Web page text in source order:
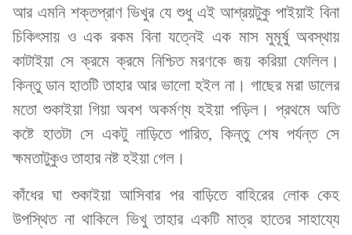
আর এমনি শক্তপ্রাণ ভিখুর যে শুধু এই আশ্রয়টুকু পাইয়াই বিনা
চিকিৎসায় ও এক রকম বিনা যত্নেই এক মাস মুমূর্ষু অবস্থায়
কাটাইয়া সে ক্রমে ক্রমে নিশ্চিত মরণকে জয় করিয়া ফেলিল।
কিন্তু ডান হাতটি তাহার আর ভালো হইল না। গাছের মরা ডালের
মতো শুকাইয়া গিয়া অবশ অকর্মণ্য হইয়া পড়িল। প্রথমে অতি
কষ্টে হাতটা সে একটু নাড়িতে পারিত, কিন্তু শেষ পর্যন্ত সে
ক্ষমতাটুকুও তাহার নষ্ট হইয়া গেল।
কাঁধের ঘা শুকাইয়া আসিবার পর বাড়িতে বাহিরের লোক কেহ
উপস্থিত না থাকিলে ভিখু তাহার একটি মাত্র হাতের সাহায্যে